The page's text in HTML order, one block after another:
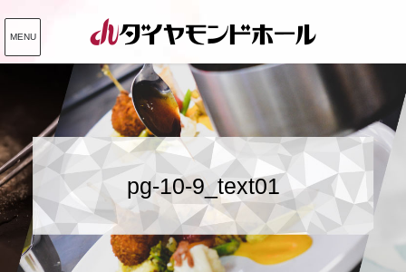
ン
テ
移
動
ビ
ゲ
ン
に
移
動
pg-10-9_text01
MENU